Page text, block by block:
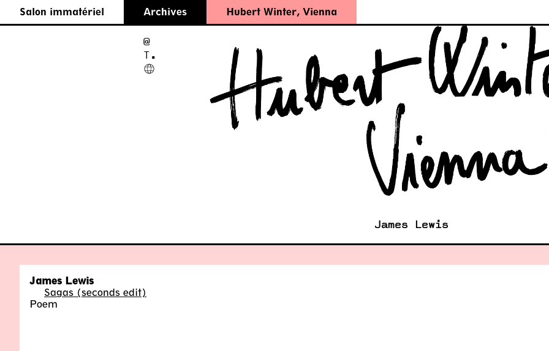
Salon immatériel Archives Hubert Winter, Vienna
James Lewis
@
T.
James Lewis
Sagas (seconds edit)
Poem